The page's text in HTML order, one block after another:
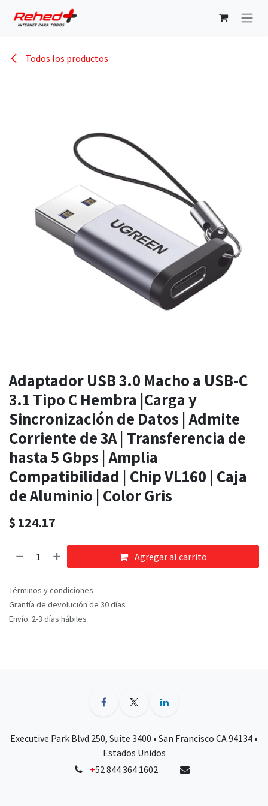
Todos los productos
Adaptador USB 3.0 Macho a USB-C
3.1 Tipo C Hembra |Carga y
Sincronización de Datos | Admite
Corriente de 3A | Transferencia de
hasta 5 Gbps | Amplia
Compatibilidad | Chip VL160 | Caja
de Aluminio | Color Gris
$ 124.17
Agregar al carrito
Términos y condiciones
Grantía de devolución de 30 días
Envío: 2-3 días hábiles
Executive Park Blvd 250, Suite 3400 • San Francisco CA 94134 •
Estados Unidos
+52 844 364 1602